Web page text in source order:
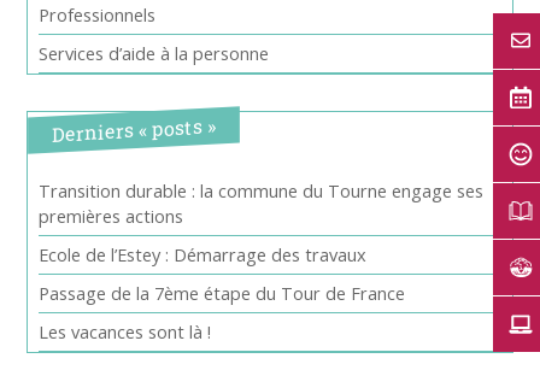
Professionnels
Services d’aide à la personne
Derniers « posts »
Transition durable : la commune du Tourne engage ses
premières actions
Ecole de l’Estey : Démarrage des travaux
Passage de la 7ème étape du Tour de France
Les vacances sont là !